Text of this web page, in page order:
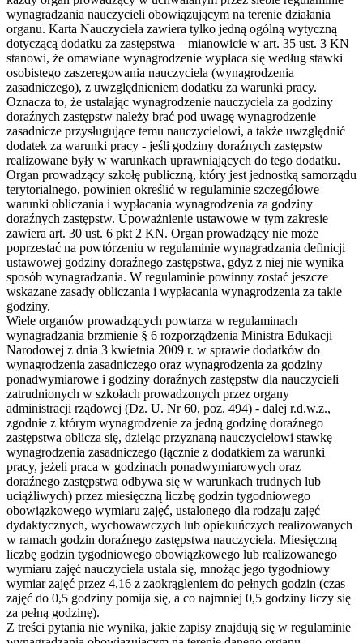
wynagradzania nauczycieli obowiązującym na terenie działania
organu. Karta Nauczyciela zawiera tylko jedną ogólną wytyczną
dotyczącą dodatku za zastępstwa – mianowicie w art. 35 ust. 3 KN
stanowi, że omawiane wynagrodzenie wypłaca się według stawki
osobistego zaszeregowania nauczyciela (wynagrodzenia
zasadniczego), z uwzględnieniem dodatku za warunki pracy.
Oznacza to, że ustalając wynagrodzenie nauczyciela za godziny
doraźnych zastępstw należy brać pod uwagę wynagrodzenie
zasadnicze przysługujące temu nauczycielowi, a także uwzględnić
dodatek za warunki pracy - jeśli godziny doraźnych zastępstw
realizowane były w warunkach uprawniających do tego dodatku.
Organ prowadzący szkołę publiczną, który jest jednostką samorządu
terytorialnego, powinien określić w regulaminie szczegółowe
warunki obliczania i wypłacania wynagrodzenia za godziny
doraźnych zastępstw. Upoważnienie ustawowe w tym zakresie
zawiera art. 30 ust. 6 pkt 2 KN. Organ prowadzący nie może
poprzestać na powtórzeniu w regulaminie wynagradzania definicji
ustawowej godziny doraźnego zastępstwa, gdyż z niej nie wynika
sposób wynagradzania. W regulaminie powinny zostać jeszcze
wskazane zasady obliczania i wypłacania wynagrodzenia za takie
godziny.
Wiele organów prowadzących powtarza w regulaminach
wynagradzania brzmienie § 6 rozporządzenia Ministra Edukacji
Narodowej z dnia 3 kwietnia 2009 r. w sprawie dodatków do
wynagrodzenia zasadniczego oraz wynagrodzenia za godziny
ponadwymiarowe i godziny doraźnych zastępstw dla nauczycieli
zatrudnionych w szkołach prowadzonych przez organy
administracji rządowej (Dz. U. Nr 60, poz. 494) - dalej r.d.w.z.,
zgodnie z którym wynagrodzenie za jedną godzinę doraźnego
zastępstwa oblicza się, dzieląc przyznaną nauczycielowi stawkę
wynagrodzenia zasadniczego (łącznie z dodatkiem za warunki
pracy, jeżeli praca w godzinach ponadwymiarowych oraz
doraźnego zastępstwa odbywa się w warunkach trudnych lub
uciążliwych) przez miesięczną liczbę godzin tygodniowego
obowiązkowego wymiaru zajęć, ustalonego dla rodzaju zajęć
dydaktycznych, wychowawczych lub opiekuńczych realizowanych
w ramach godzin doraźnego zastępstwa nauczyciela. Miesięczną
liczbę godzin tygodniowego obowiązkowego lub realizowanego
wymiaru zajęć nauczyciela ustala się, mnożąc jego tygodniowy
wymiar zajęć przez 4,16 z zaokrągleniem do pełnych godzin (czas
zajęć do 0,5 godziny pomija się, a co najmniej 0,5 godziny liczy się
za pełną godzinę).
Z treści pytania nie wynika, jakie zapisy znajdują się w regulaminie